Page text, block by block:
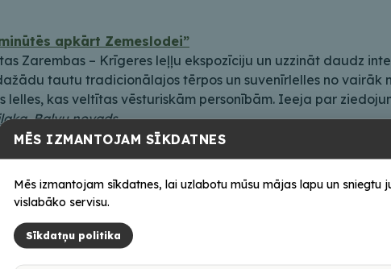
apkārt Zemeslodei”
Zarembas – Krīgeres leļļu ekspozīciju un uzzināt daudz
tautu tradicionālajos tērpos un suvenīrlelles no vairāk
kas veltītas vēsturiskām personībām. Ieeja par
Balvu novads
ezera
tandēma un elektriskie velosipēdi. Piknika vieta uz jumta
– iepriekš rezervējot: 26292288, 26486751
MĒS IZMANTOJAM SĪKDATNES
Mēs izmantojam sīkdatnes, lai uzlabotu mūsu mājas lapu un sniegtu
vislabāko servisu.
Sīkdatņu politika